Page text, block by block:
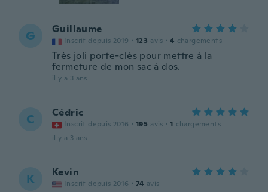
G Guillaume
Inscrit depuis 2019 · 123 avis · 4 chargements
Très joli porte-clés pour mettre à la
fermeture de mon sac à dos.
il y a 3 ans
C Cédric
Inscrit depuis 2016 · 195 avis · 1 chargements
il y a 3 ans
K Kevin
Inscrit depuis 2016 · 74 avis